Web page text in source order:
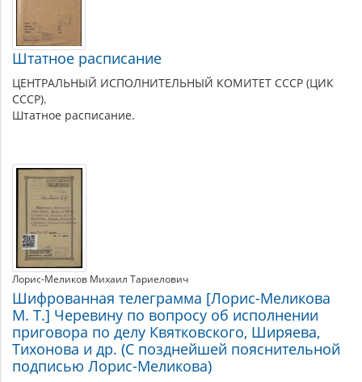
Штатное расписание
ЦЕНТРАЛЬНЫЙ ИСПОЛНИТЕЛЬНЫЙ КОМИТЕТ СССР (ЦИК
СССР).
Штатное расписание.
Лорис-Меликов Михаил Тариелович
Шифрованная телеграмма [Лорис-Меликова
М. Т.] Черевину по вопросу об исполнении
приговора по делу Квятковского, Ширяева,
Тихонова и др. (С позднейшей пояснительной
подписью Лорис-Меликова)